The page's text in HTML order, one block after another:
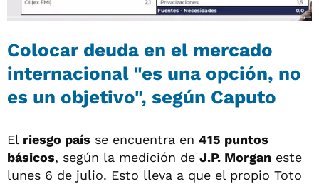
Colocar deuda en el mercado
internacional "es una opción, no
es un objetivo", según Caputo
El riesgo país se encuentra en 415 puntos
básicos, según la medición de J.P. Morgan este
lunes 6 de julio. Esto lleva a que el propio Toto